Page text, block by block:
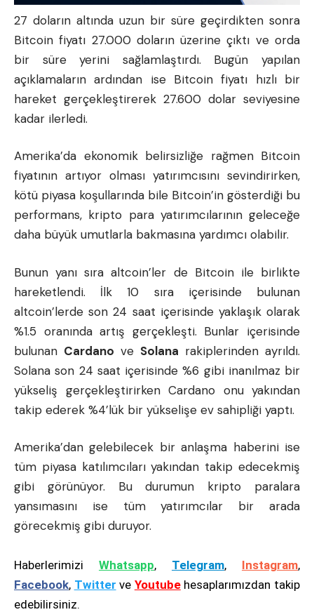
27 doların altında uzun bir süre geçirdikten sonra
Bitcoin fiyatı 27.000 doların üzerine çıktı ve orda
bir süre yerini sağlamlaştırdı. Bugün yapılan
açıklamaların ardından ise Bitcoin fiyatı hızlı bir
hareket gerçekleştirerek 27.600 dolar seviyesine
kadar ilerledi.
Amerika’da ekonomik belirsizliğe rağmen Bitcoin
fiyatının artıyor olması yatırımcısını sevindirirken,
kötü piyasa koşullarında bile Bitcoin’in gösterdiği bu
performans, kripto para yatırımcılarının geleceğe
daha büyük umutlarla bakmasına yardımcı olabilir.
Bunun yanı sıra altcoin’ler de Bitcoin ile birlikte
hareketlendi. İlk 10 sıra içerisinde bulunan
altcoin’lerde son 24 saat içerisinde yaklaşık olarak
%1.5 oranında artış gerçekleşti. Bunlar içerisinde
bulunan Cardano ve Solana rakiplerinden ayrıldı.
Solana son 24 saat içerisinde %6 gibi inanılmaz bir
yükseliş gerçekleştirirken Cardano onu yakından
takip ederek %4’lük bir yükselişe ev sahipliği yaptı.
Amerika’dan gelebilecek bir anlaşma haberini ise
tüm piyasa katılımcıları yakından takip edecekmiş
gibi görünüyor. Bu durumun kripto paralara
yansımasını ise tüm yatırımcılar bir arada
görecekmiş gibi duruyor.
Haberlerimizi Whatsapp, Telegram, Instagram,
Facebook, Twitter ve Youtubehesaplarımızdan takip
edebilirsiniz.